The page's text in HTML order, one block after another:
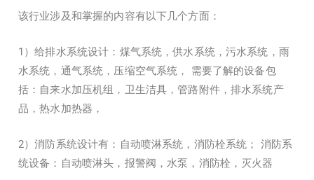
该行业涉及和掌握的内容有以下几个方面：
1）给排水系统设计：煤气系统，供水系统，污水系统，雨
水系统，通气系统，压缩空气系统， 需要了解的设备包
括：自来水加压机组，卫生洁具，管路附件，排水系统产
品，热水加热器，
2）消防系统设计有：自动喷淋系统，消防栓系统； 消防系
统设备：自动喷淋头，报警阀，水泵，消防栓，灭火器